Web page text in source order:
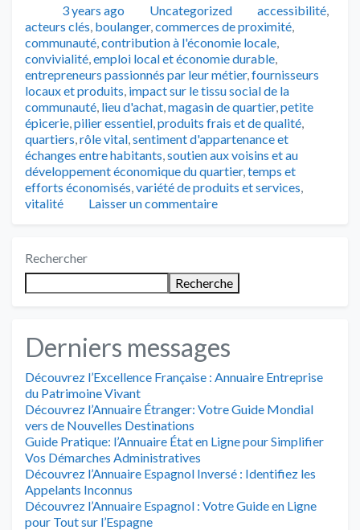
Publié3 years ago Catégories
Uncategorized Tags
accessibilité,
acteurs clés, boulanger,commerces de proximité,
communauté,contribution à l'économie locale,
convivialité,emploi local et économie durable,
entrepreneurs passionnés par leur métier,fournisseurs
locaux et produits, impact sur le tissu social de la
communauté, lieu d'achat,magasin de quartier,petite
épicerie,pilier essentiel,produits frais et de qualité,
quartiers,rôle vital,sentiment d'appartenance et
échanges entre habitants,soutien aux voisins et au
développement économique du quartier,temps et
efforts économisés,variété de produits et services,
vitalité
Laisser un commentaire
Rechercher
Recherche
Derniers messages
Découvrez l’Excellence Française : Annuaire Entreprise
du Patrimoine Vivant
Découvrez l’Annuaire Étranger: Votre Guide Mondial
vers de Nouvelles Destinations
Guide Pratique: l’Annuaire État en Ligne pour Simplifier
Vos Démarches Administratives
Découvrez l’Annuaire Espagnol Inversé : Identifiez les
Appelants Inconnus
Découvrez l’Annuaire Espagnol : Votre Guide en Ligne
pour Tout sur l’Espagne